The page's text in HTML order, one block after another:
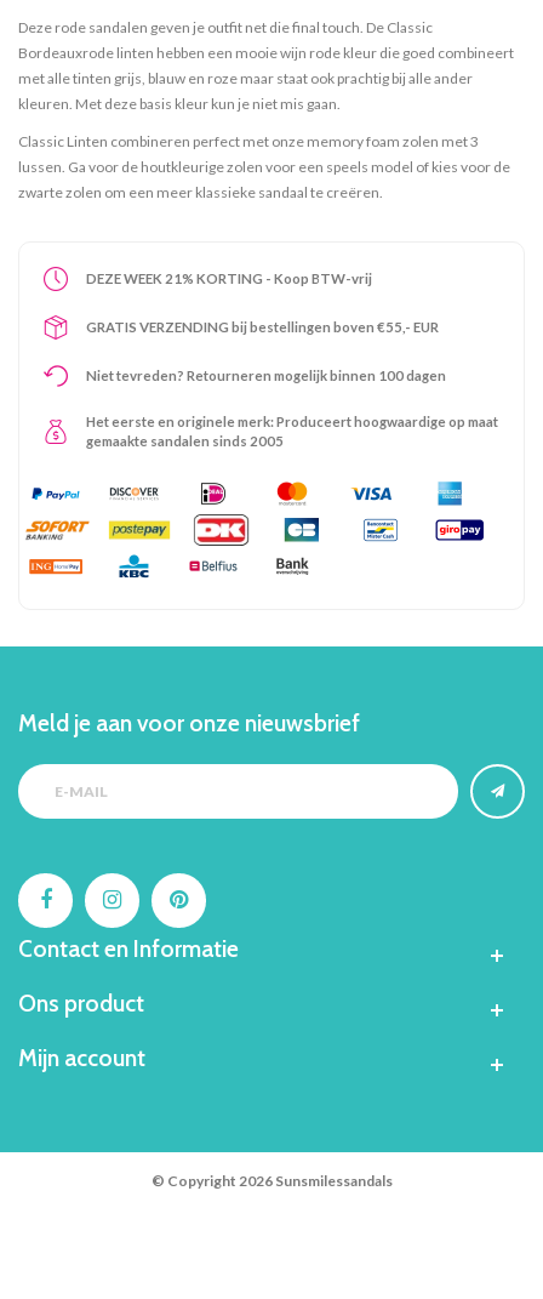
Deze rode sandalen geven je outfit net die final touch. De Classic
Bordeauxrode linten hebben een mooie wijn rode kleur die goed combineert
met alle tinten grijs, blauw en roze maar staat ook prachtig bij alle ander
kleuren. Met deze basis kleur kun je niet mis gaan.
Classic Linten combineren perfect met onze memory foam zolen met 3
lussen. Ga voor de houtkleurige zolen voor een speels model of kies voor de
zwarte zolen om een meer klassieke sandaal te creëren.
DEZE WEEK 21% KORTING - Koop BTW-vrij
GRATIS VERZENDING bij bestellingen boven €55,- EUR
Niet tevreden? Retourneren mogelijk binnen 100 dagen
Het eerste en originele merk: Produceert hoogwaardige op maat
gemaakte sandalen sinds 2005
Meld je aan voor onze nieuwsbrief
Contact en Informatie
Ons product
Mijn account
© Copyright 2026 Sunsmilessandals